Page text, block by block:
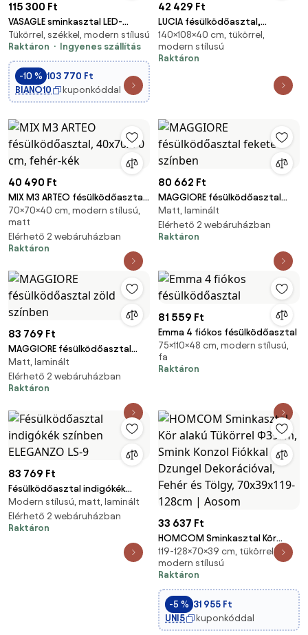
115 300 Ft
VASAGLE sminkasztal LED-
világítással, székkel, felhőfehér
színben
Tükörrel, székkel, modern stílusú
Raktáron
Ingyenes szállítás
-10 % 103 770 Ft
BIANO10
kuponkóddal
42 429 Ft
LUCIA fésülködőasztal,
108x40x140cm, fehér Casaria
140×108×40 cm, tükörrel,
modern stílusú
Raktáron
40 490 Ft
MIX M3 ARTEO fésülködőasztal,
40x70x70 cm, fehér-kék
70×70×40 cm, modern stílusú,
matt
Elérhető 2 webáruházban
Raktáron
80 662 Ft
MAGGIORE fésülködőasztal
fekete színben
Matt, laminált
Elérhető 2 webáruházban
Raktáron
83 769 Ft
MAGGIORE fésülködőasztal
zöld színben
Matt, laminált
Elérhető 2 webáruházban
Raktáron
81 559 Ft
Emma 4 fiókos fésülködőasztal
75×110×48 cm, modern stílusú,
fa
Raktáron
83 769 Ft
Fésülködőasztal indigókék
színben ELEGANZO LS-9
Modern stílusú, matt, laminált
Elérhető 2 webáruházban
Raktáron
33 637 Ft
HOMCOM Sminkasztal Kör
alakú Tükörrel Ф39cm, Smink
Konzol Fiókkal Dzungel
Dekorációval, Fehér és Tölgy,
70x39x119-128cm | Aosom
119-128×70×39 cm, tükörrel,
modern stílusú
Raktáron
-5 % 31 955 Ft
UNI5
kuponkóddal